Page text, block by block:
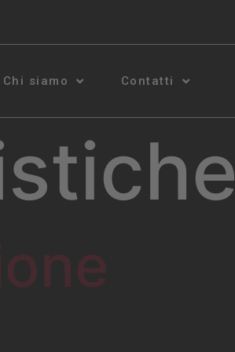
Chi siamo Contatti